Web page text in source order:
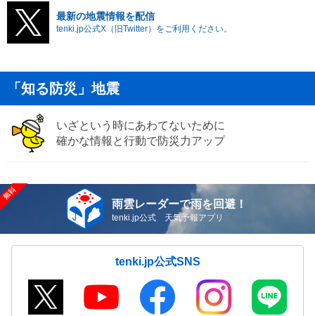
最新の地震情報を配信
tenki.jp公式X（旧Twitter）をご利用ください。
「知る防災」地震
いざという時にあわてないために
確かな情報と行動で防災力アップ
雨雲レーダーで雨を回避！
tenki.jp公式 天気予報アプリ
tenki.jp公式SNS